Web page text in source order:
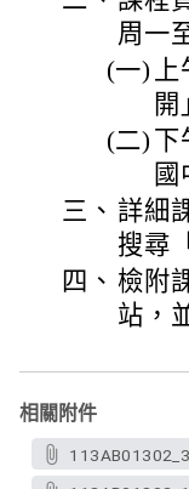
周一
(一)
開
(二) 下
國
三、 詳細
搜尋
四、 檢附
站，
相關附件